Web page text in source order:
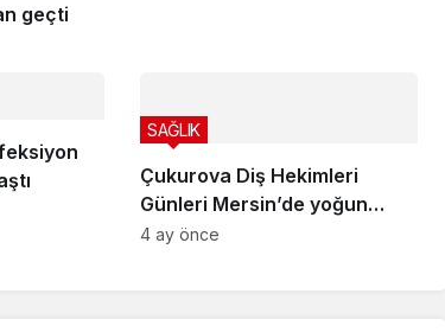
geçti
Çukurova Diş Hekimleri
Günleri Mersin’de yoğun
katılımla gerçekleşti
SAĞLIK
4 ay önce